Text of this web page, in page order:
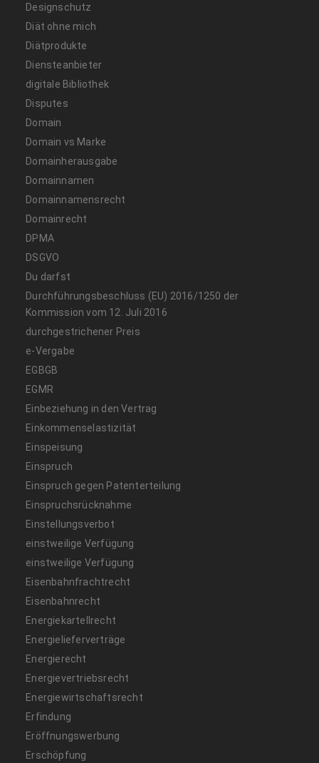
Designschutz
Diät ohne mich
Diätprodukte
Diensteanbieter
digitale Bibliothek
Disputes
Domain
Domain vs Marke
Domainherausgabe
Domainnamen
Domainnamensrecht
Domainrecht
DPMA
DSGVO
Du darfst
Durchführungsbeschluss (EU) 2016/1250 der
Kommission vom 12. Juli 2016
durchgestrichener Preis
e-Vergabe
EGBGB
EGMR
Einbeziehung in den Vertrag
Einkommenselastizität
Einspeisung
Einspruch
Einspruch gegen Patenterteilung
Einspruchsrücknahme
Einstellungsverbot
einstweilige Verfügung
einstweilige Verfügung
Eisenbahnfrachtrecht
Eisenbahnrecht
Energiekartellrecht
Energielieferverträge
Energierecht
Energievertriebsrecht
Energiewirtschaftsrecht
Erfindung
Eröffnungswerbung
Erschöpfung